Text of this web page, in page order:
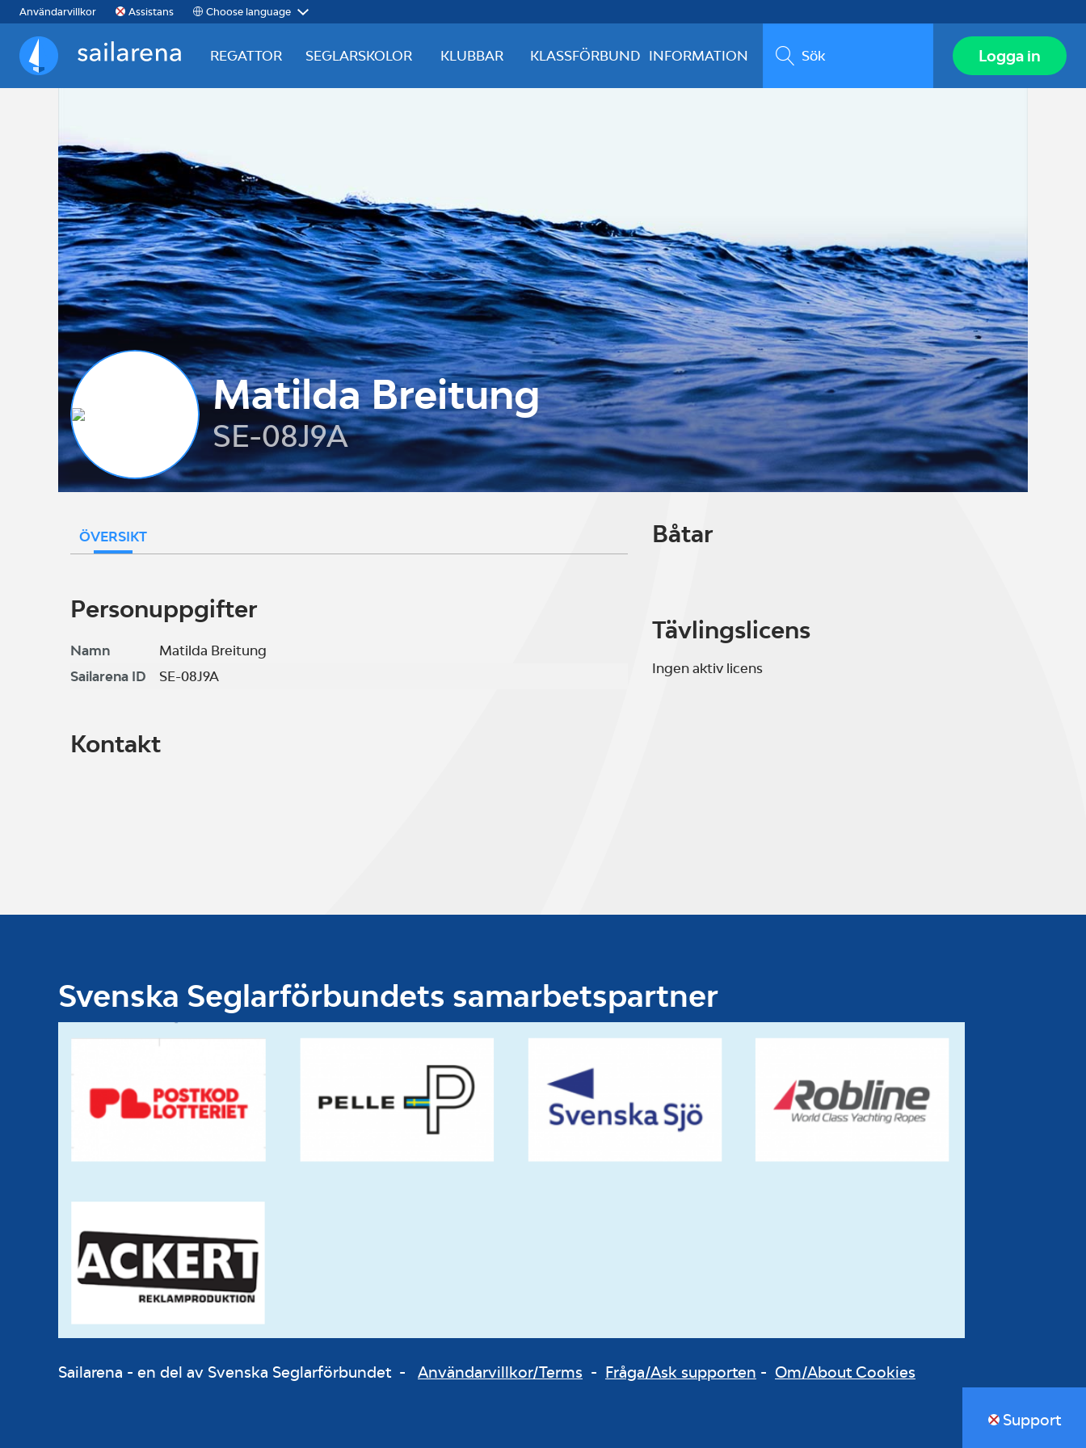
Användarvillkor Assistans Choose language
Sailarena
REGATTOR SEGLARSKOLOR KLUBBAR KLASSFÖRBUND INFORMATION Sök Logga in
Matilda Breitung
SE-08J9A
ÖVERSIKT
Personuppgifter
Namn
Matilda Breitung
Sailarena ID
SE-08J9A
Kontakt
Båtar
Tävlingslicens
Ingen aktiv licens
Svenska Seglarförbundets samarbetspartner
Sailarena - en del av Svenska Seglarförbundet - Användarvillkor/Terms - Fråga/Ask supporten - Om/About Cookies
Support